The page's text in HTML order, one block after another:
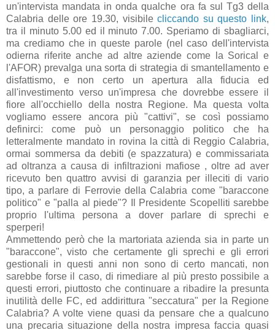
un'intervista mandata in onda qualche ora fa sul Tg3 della
Calabria delle ore 19.30, visibilecliccando su questo link,
tra il minuto 5.00 ed il minuto 7.00. Speriamo di sbagliarci,
ma crediamo che in queste parole (nel caso dell'intervista
odierna riferite anche ad altre aziende come la Sorical e
l'AFOR) prevalga una sorta di strategia di smantellamento e
disfattismo, e non certo un apertura alla fiducia ed
all'investimento verso un'impresa che dovrebbe essere il
fiore all'occhiello della nostra Regione. Ma questa volta
vogliamo essere ancora più "cattivi", se così possiamo
definirci: come può un personaggio politico che ha
letteralmente mandato in rovina la città di Reggio Calabria,
ormai sommersa da debiti (e spazzatura) e commissariata
ad oltranza a causa di infiltrazioni mafiose , oltre ad aver
ricevuto ben quattro avvisi di garanzia per illeciti di vario
tipo, a parlare di Ferrovie della Calabria come "baraccone
politico" e "palla al piede"? Il Presidente Scopelliti sarebbe
proprio l'ultima persona a dover parlare di sprechi e
sperperi!
Ammettendo però che la martoriata azienda sia in parte un
"baraccone", visto che certamente gli sprechi e gli errori
gestionali in questi anni non sono di certo mancati, non
sarebbe forse il caso, di rimediare al più presto possibile a
questi errori, piuttosto che continuare a ribadire la presunta
inutilità delle FC, ed addirittura "seccatura" per la Regione
Calabria? A volte viene quasi da pensare che a qualcuno
una precaria situazione della nostra impresa faccia quasi